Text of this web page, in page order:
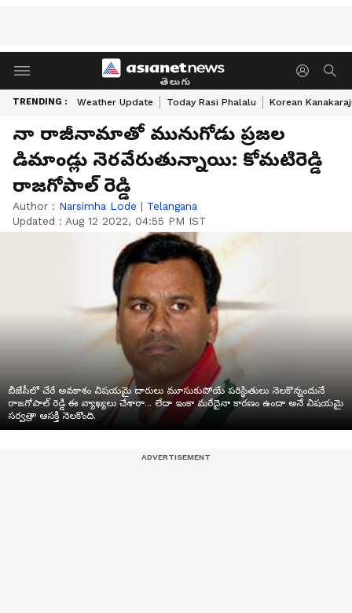
తెలుగు
TRENDING : Weather Update Today Rasi Phalalu Korean
నా రాజీనామాతో మునుగోడు ప్రజల
డిమాండ్లు నెరవేరుతున్నాయి: కోమటిరెడ్డి
రాజగోపాల్ రెడ్డి
Author : Narsimha Lode | Telangana
Updated : Aug 12 2022, 04:55 PM IST
బీజేపీలో చేరే అవకాశం విషయమై దారులు మూసుకుపోయే పరిస్థితులు నెలకొన్నందునే
రాజగోపాల్ రెడ్డి ఈ వ్యాఖ్యలు చేశారా... లేదా ఇంకా మరేదైనా కారణం ఉందా అనే విషయమై
సర్వత్రా ఆసక్తి నెలకొంది.